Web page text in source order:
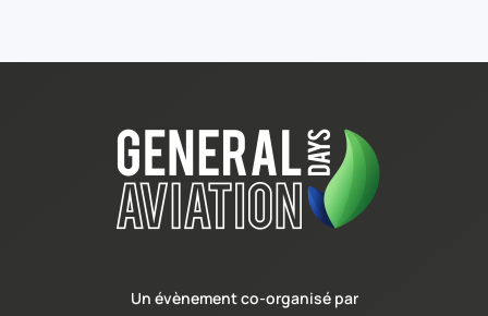
Un évènement co-organisé par